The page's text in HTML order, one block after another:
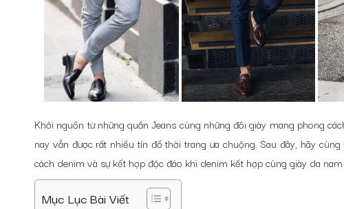
Khởi nguồn từ những quần Jeans cùng những đôi giày mang phong
nay vẫn được rất nhiều tín đồ thời trang ưa chuộng. Sau đây, hãy cùng
cách denim và sự kết hợp độc đáo khi denim kết hợp cùng giày da
Mục Lục Bài Viết